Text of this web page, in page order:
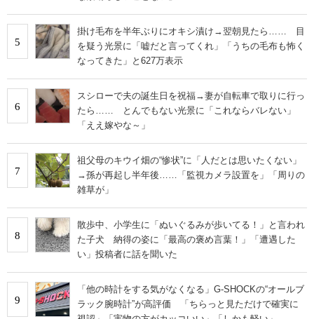
5
掛け毛布を半年ぶりにオキシ漬け→翌朝見たら…… 目
を疑う光景に「嘘だと言ってくれ」「うちの毛布も怖く
なってきた」と627万表示
6
スシローで夫の誕生日を祝福→妻が自転車で取りに行っ
たら…… とんでもない光景に「これならバレない」
「ええ嫁やな～」
7
祖父母のキウイ畑の“惨状”に「人だとは思いたくない」
→孫が再起し半年後……「監視カメラ設置を」「周りの
雑草が」
8
散歩中、小学生に「ぬいぐるみが歩いてる！」と言われ
た子犬 納得の姿に「最高の褒め言葉！」「遭遇した
い」投稿者に話を聞いた
9
「他の時計をする気がなくなる」G-SHOCKの“オールブ
ラック腕時計”が高評価 「ちらっと見ただけで確実に